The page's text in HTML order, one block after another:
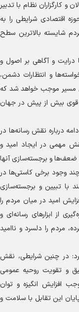
کارگزاران نظام با تدبیر
اقتصادی شرایطی را به
شایسته بالاترین سطح
درایت و آگاهی بر اصول و
و انتظارات دشمن،
مسیر موجب خواهد شد که
قوی بیش از پیش در جهان
درباره نقش رسانه‌ها در
مهمی در ایجاد امید و
ضعف‌ها و برجسته‌سازی آنها
وجود برخی کاستی‌ها در
با تبیین و برجسته‌سازی
امید در میان مردم را
از ابزار‌های رسانه‌ای و
مردم را دلسرد و ناامید
در چنین شرایطی، نقش
و تقویت روحیه عمومی
افزایش انگیزه و توان
این تقابل با سلامت و